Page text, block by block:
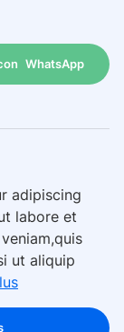
WhatsApp
adipiscing
labore et
ut aliquip